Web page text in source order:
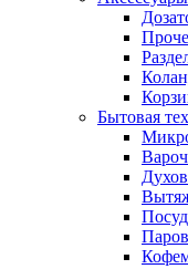
Бытовая